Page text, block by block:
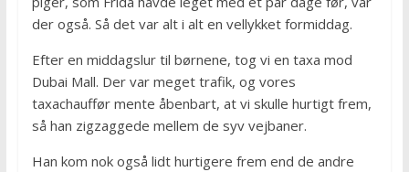
der også. Så det var alt i alt en vellykket formiddag.
Efter en middagslur til børnene, tog vi en taxa mod
Dubai Mall. Der var meget trafik, og vores
taxachauffør mente åbenbart, at vi skulle hurtigt frem,
så han zigzaggede mellem de syv vejbaner.
Han kom nok også lidt hurtigere frem end de andre